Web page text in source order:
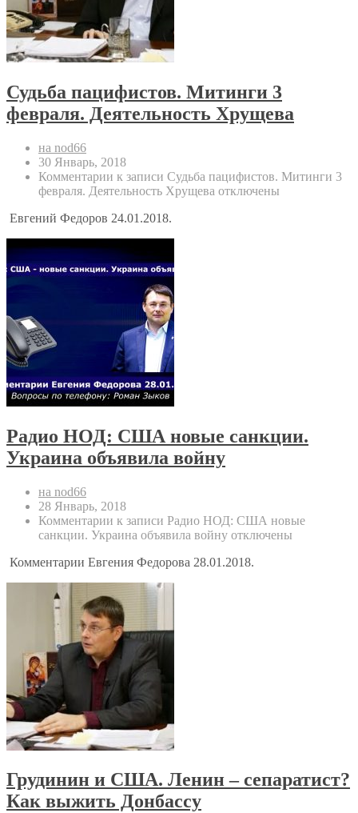
Судьба пацифистов. Митинги 3
февраля. Деятельность Хрущева
на nod66
30 Январь, 2018
Комментарии к записи Судьба пацифистов. Митинги 3
февраля. Деятельность Хрущева отключены
Евгений Федоров 24.01.2018.
Радио НОД: США новые санкции.
Украина объявила войну
на nod66
28 Январь, 2018
Комментарии к записи Радио НОД: США новые
санкции. Украина объявила войну отключены
Комментарии Евгения Федорова 28.01.2018.
Грудинин и США. Ленин – сепаратист?
Как выжить Донбассу